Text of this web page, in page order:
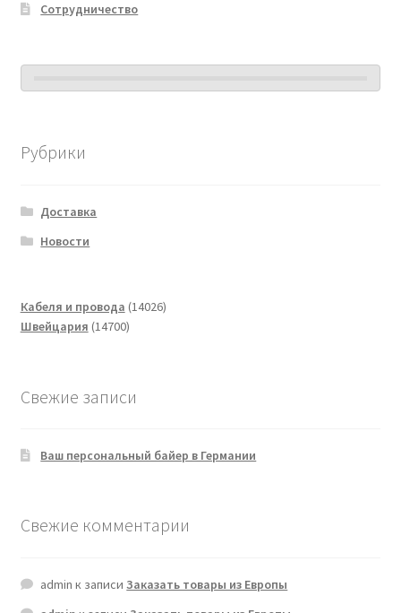
Сотрудничество
Рубрики
Доставка
Новости
Кабеля и провода 1402614026
Швейцария 1470014700
Свежие записи
Ваш персональный байер в Германии
Свежие комментарии
admin к записиЗаказать товары из Европы